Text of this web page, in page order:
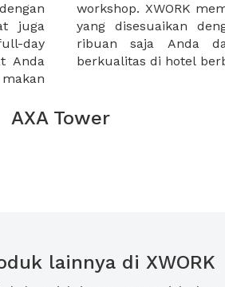
juga
day
Anda
100
yang
berkualitas di hotel
AXA Tower
lainnya di XWORK